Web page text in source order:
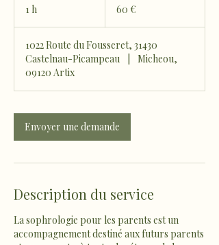
1 h 60 €
1022 Route du Fousseret, 31430
Castelnau-Picampeau
Micheou,
09120 Artix
Envoyer une demande
Description du service
La sophrologie pour les parents est un
accompagnement destiné aux futurs parents